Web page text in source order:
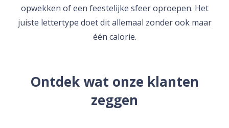
opwekken of een feestelijke sfeer oproepen. Het
juiste lettertype doet dit allemaal zonder ook maar
één calorie.
Ontdek wat onze klanten
zeggen